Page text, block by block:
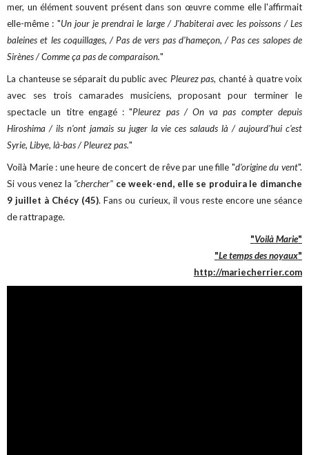
mer, un élément souvent présent dans son œuvre comme elle l'affirmait
elle-même : "Un jour je prendrai le large / J'habiterai avec les poissons / Les
baleines et les coquillages, / Pas de vers pas d'hameçon, / Pas ces salopes de
Sirènes / Comme ça pas de comparaison."
La chanteuse se séparait du public avec Pleurez pas, chanté à quatre voix
avec ses trois camarades musiciens, proposant pour terminer le
spectacle un titre engagé : "Pleurez pas / On va pas compter depuis
Hiroshima / ils n'ont jamais su juger la vie ces salauds là / aujourd'hui c'est
Syrie, Libye, là-bas / Pleurez pas."
Voilà Marie : une heure de concert de rêve par une fille "d'origine du vent".
Si vous venez la "chercher" ce week-end, elle se produira le dimanche
9 juillet à Chécy (45). Fans ou curieux, il vous reste encore une séance
de rattrapage.
"Voilà Marie"
"Le temps des noyaux"
http://mariecherrier.com